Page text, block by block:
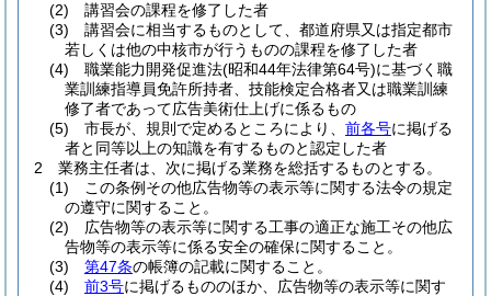
(2)
講習会の課程を修了した者
(3)
講習会に相当するものとして、都道府県又は指定都市
若しくは他の中核市が行うものの課程を修了した者
(4)
職業能力開発促進法(昭和44年法律第64号)に基づく職
業訓練指導員免許所持者、技能検定合格者又は職業訓練
修了者であって広告美術仕上げに係るもの
(5)
市長が、規則で定めるところにより、 前各号に掲げる
者と同等以上の知識を有するものと認定した者
2
業務主任者は、次に掲げる業務を総括するものとする。
(1)
この条例その他広告物等の表示等に関する法令の規定
の遵守に関すること。
(2)
広告物等の表示等に関する工事の適正な施工その他広
告物等の表示等に係る安全の確保に関すること。
(3)
第47条の帳簿の記載に関すること。
(4)
前3号に掲げるもののほか、広告物等の表示等に関す